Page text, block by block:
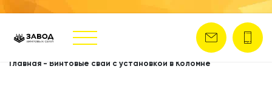
Главная - Винтовые сваи с установкой в Коломне